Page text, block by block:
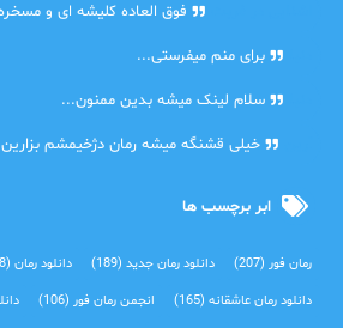
فوق العاده کلیشه ای و
برای منم میفرستی...
سلام لینک میشه بدین ممنون...
خیلی قشنگه میشه رمان دژخیمشم
ابر برچسب ها
رمان فور(207) دانلود رمان جدید(189) دانلود رمان(188)
دانلود رمان عاشقانه(165) انجمن رمان فور(106)